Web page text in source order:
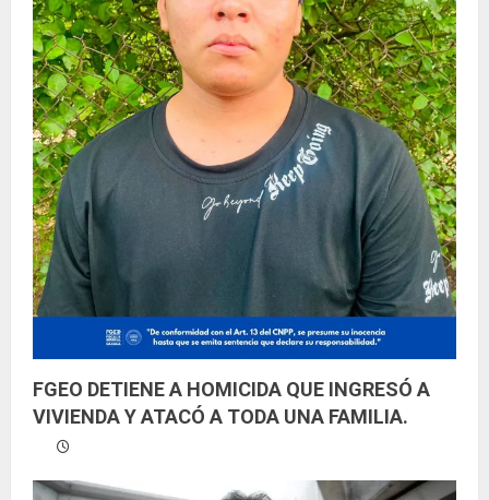
FGEO DETIENE A HOMICIDA QUE INGRESÓ A
VIVIENDA Y ATACÓ A TODA UNA FAMILIA.